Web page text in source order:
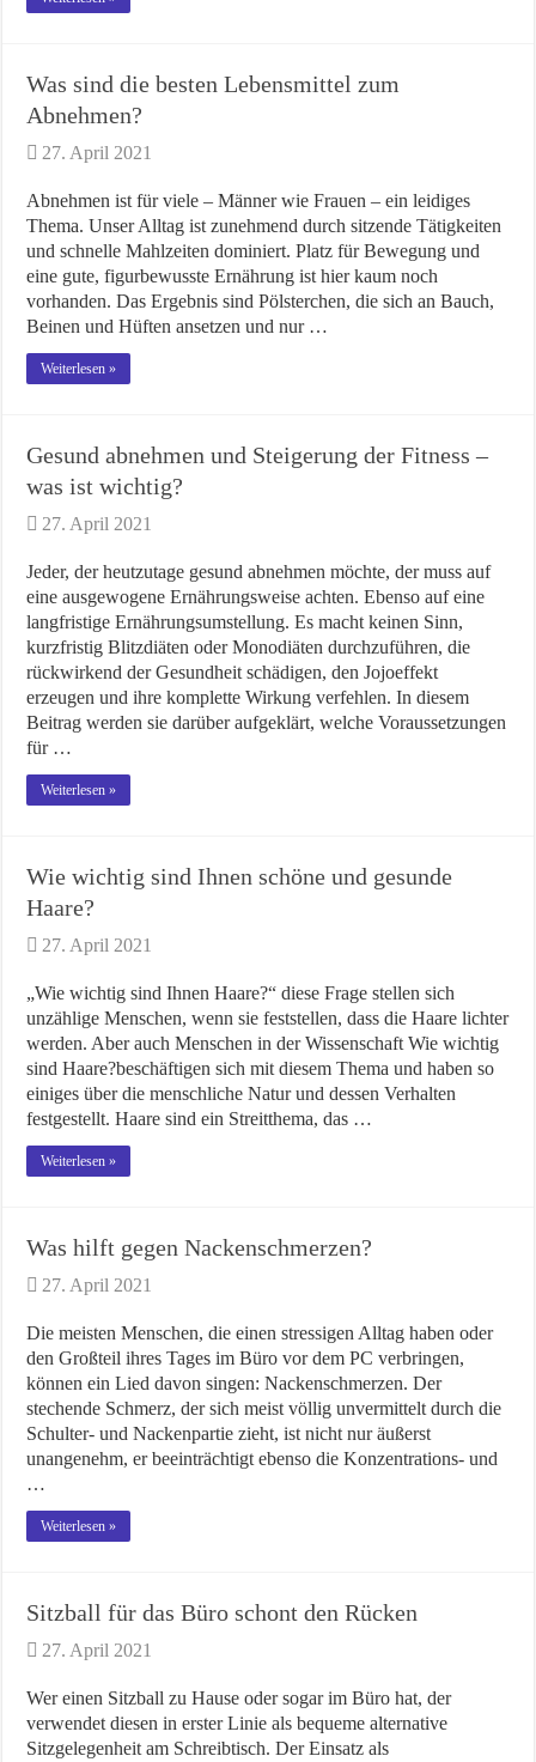
Was sind die besten Lebensmittel zum
Abnehmen?
27. April 2021
Abnehmen ist für viele – Männer wie Frauen – ein leidiges
Thema. Unser Alltag ist zunehmend durch sitzende Tätigkeiten
und schnelle Mahlzeiten dominiert. Platz für Bewegung und
eine gute, figurbewusste Ernährung ist hier kaum noch
vorhanden. Das Ergebnis sind Pölsterchen, die sich an Bauch,
Beinen und Hüften ansetzen und nur …
Weiterlesen »
Gesund abnehmen und Steigerung der Fitness –
was ist wichtig?
27. April 2021
Jeder, der heutzutage gesund abnehmen möchte, der muss auf
eine ausgewogene Ernährungsweise achten. Ebenso auf eine
langfristige Ernährungsumstellung. Es macht keinen Sinn,
kurzfristig Blitzdiäten oder Monodiäten durchzuführen, die
rückwirkend der Gesundheit schädigen, den Jojoeffekt
erzeugen und ihre komplette Wirkung verfehlen. In diesem
Beitrag werden sie darüber aufgeklärt, welche Voraussetzungen
für …
Weiterlesen »
Wie wichtig sind Ihnen schöne und gesunde
Haare?
27. April 2021
„Wie wichtig sind Ihnen Haare?“ diese Frage stellen sich
unzählige Menschen, wenn sie feststellen, dass die Haare lichter
werden. Aber auch Menschen in der Wissenschaft Wie wichtig
sind Haare?beschäftigen sich mit diesem Thema und haben so
einiges über die menschliche Natur und dessen Verhalten
festgestellt. Haare sind ein Streitthema, das …
Weiterlesen »
Was hilft gegen Nackenschmerzen?
27. April 2021
Die meisten Menschen, die einen stressigen Alltag haben oder
den Großteil ihres Tages im Büro vor dem PC verbringen,
können ein Lied davon singen: Nackenschmerzen. Der
stechende Schmerz, der sich meist völlig unvermittelt durch die
Schulter- und Nackenpartie zieht, ist nicht nur äußerst
unangenehm, er beeinträchtigt ebenso die Konzentrations- und
…
Weiterlesen »
Sitzball für das Büro schont den Rücken
27. April 2021
Wer einen Sitzball zu Hause oder sogar im Büro hat, der
verwendet diesen in erster Linie als bequeme alternative
Sitzgelegenheit am Schreibtisch. Der Einsatz als